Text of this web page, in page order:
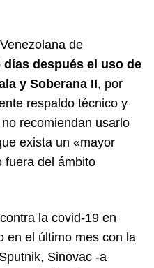
de
días después el uso de
y Soberana II, por
respaldo técnico y
recomiendan usarlo
exista un «mayor
fuera del ámbito
la covid-19 en
en el último mes con la
Sinovac -a